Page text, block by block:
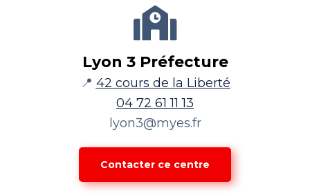
Lyon 3 Préfecture
📍 42 cours de la Liberté
04 72 61 11 13
lyon3@myes.fr
Contacter ce centre